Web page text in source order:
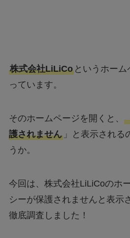
株式会社LiLiCoというホーム
っています。
そのホームページを開くと、
護されません」と表示される
うか。
今回は、株式会社LiLiCoのホ
シーが保護されませんと表示
徹底調査しました！